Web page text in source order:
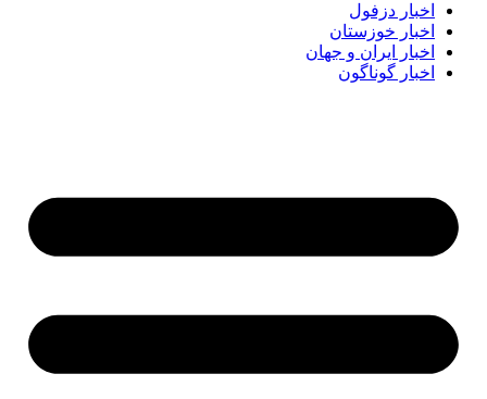
اخبار دزفول
اخبار خوزستان
اخبار ایران و جهان
اخبار گوناگون